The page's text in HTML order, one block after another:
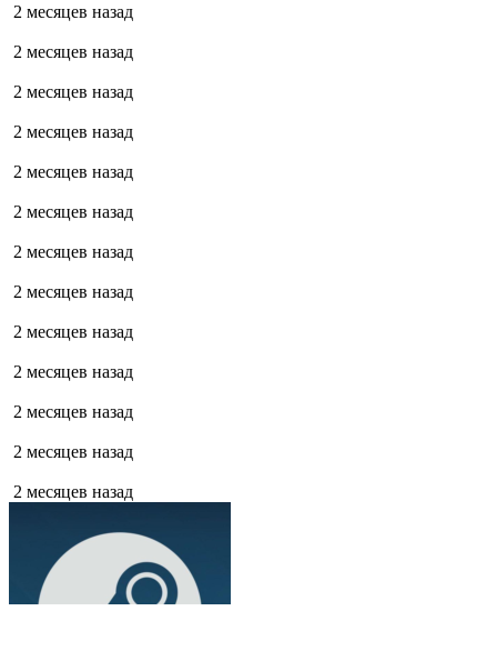
2 месяцев назад
2 месяцев назад
2 месяцев назад
2 месяцев назад
2 месяцев назад
2 месяцев назад
2 месяцев назад
2 месяцев назад
2 месяцев назад
2 месяцев назад
2 месяцев назад
2 месяцев назад
2 месяцев назад